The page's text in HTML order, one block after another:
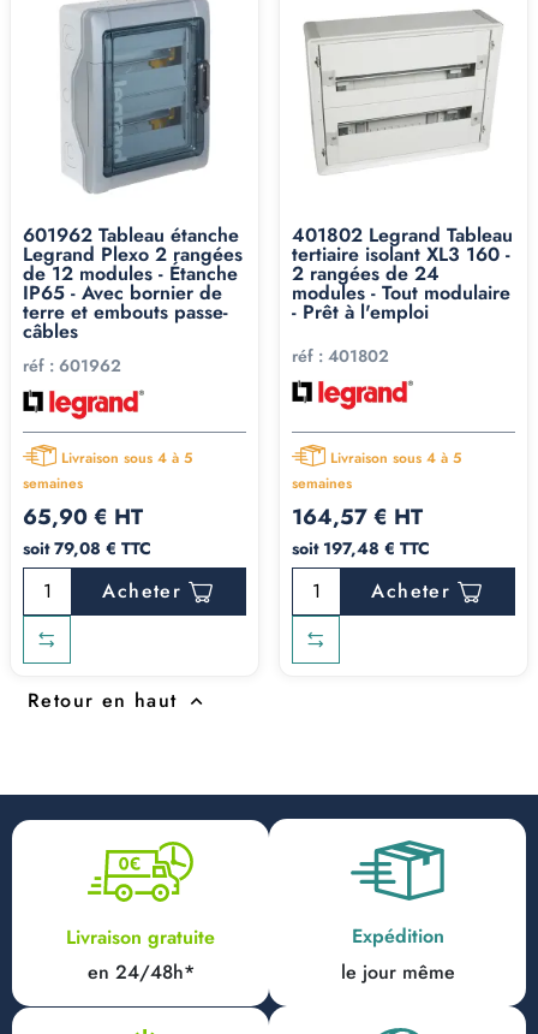
601962 Tableau étanche
Legrand Plexo 2 rangées
de 12 modules - Étanche
IP65 - Avec bornier de
terre et embouts passe-
câbles
réf : 601962
Livraison sous 4 à 5
semaines
65,90 € HT
soit 79,08 € TTC
Acheter
401802 Legrand Tableau
tertiaire isolant XL3 160 -
2 rangées de 24
modules - Tout modulaire
- Prêt à l'emploi
réf : 401802
Livraison sous 4 à 5
semaines
164,57 € HT
soit 197,48 € TTC
Acheter
Retour en haut 
Livraison gratuite
en 24/48h*
Expédition
le jour même